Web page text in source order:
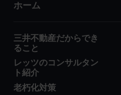
ホーム
三井不動産だからでき
ること
レッツのコンサルタン
ト紹介
老朽化対策